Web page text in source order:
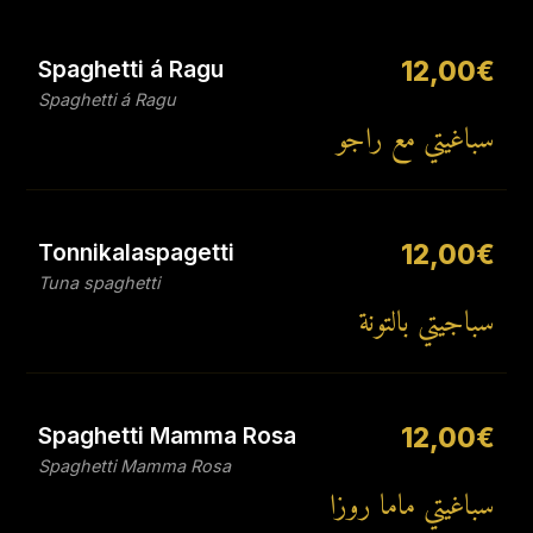
Spaghetti á Ragu
Spaghetti á Ragu
12,00€
سباغيتي مع راجو
Tonnikalaspagetti
Tuna spaghetti
12,00€
سباجيتي بالتونة
Spaghetti Mamma Rosa
Spaghetti Mamma Rosa
12,00€
سباغيتي ماما روزا